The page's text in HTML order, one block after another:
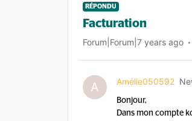
RÉPONDU
Facturation
Forum|Forum|7 years ago
A Amélie050592
Bonjour,
Dans mon compte